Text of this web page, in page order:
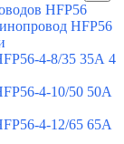
HFP56
HFP56
4-8/35 35А 4
4-10/50 50А
4-12/65 65А